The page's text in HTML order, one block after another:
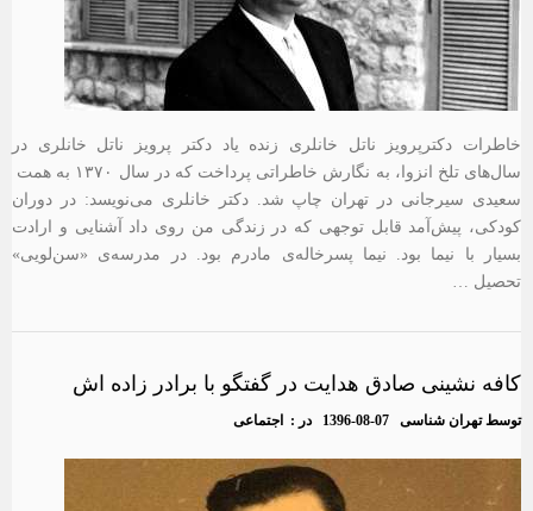
خاطرات دکترپرویز ناتل خانلری زنده یاد دکتر پرویز ناتل خانلری در
سال‌های تلخ انزوا، به نگارش خاطراتی پرداخت که در سال ۱۳۷۰ به همت
سعیدی سیرجانی در تهران چاپ شد. دکتر خانلری می‌نویسد: در دوران
کودکی، پیش‌آمد قابل توجهی که در زندگی من روی داد آشنایی و ارادت
بسیار با نیما بود. نیما پسرخاله‌ی مادرم بود. در مدرسه‌ی «سن‌لویی»
تحصیل …
کافه نشینی صادق هدایت در گفتگو با برادر زاده اش
توسطتهران شناسی 1396-08-07 در : اجتماعی